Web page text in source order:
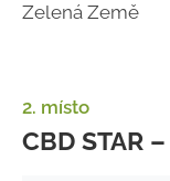
Zelená Země
2. místo
CBD STAR